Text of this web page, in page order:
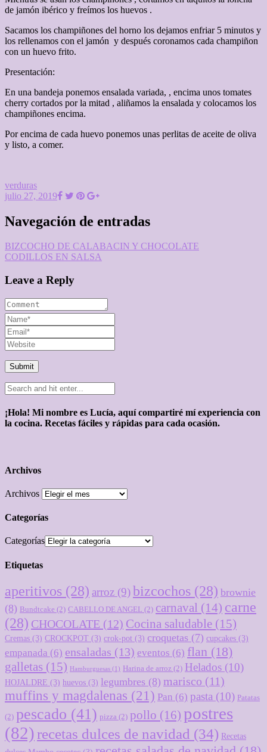
de jamón ibérico y freímos los huevos .
Sacamos los champiñones del horno los dejamos enfriar 5 minutos y
los rellenamos con el jamón y después coronamos cada champiñon
con un huevo frito.
Presentación:
En una bandeja ponemos ensalada variada, , encima unos tomates
cherry cortados por la mitad , aliñamos la ensalada y colocamos los
champiñones encima.
Por encima de cada huevo ponemos unas perlitas de aceite de oliva
y listo, a comer.
verduras
julio 27, 2019
Navegación de entradas
BIZCOCHO DE CALABACIN Y CHOCOLATE
CODILLOS EN SALSA
Leave a Reply
¡Hola! Mi nombre es Lucía, aquí compartiré mí experiencia con
la cocina. Recetas fáciles y rápidas para cada ocasión.
Archivos
Archivos
Categorías
Categorías
Etiquetas
aperitivos (28) arroz (9)bizcochos (28) brownie
(8) Bundtcake (2) CABELLO DE ANGEL (2) carnaval (14) carne
(28) CHOCOLATE (12) Cocina saludable (15)
Cremas (3) CROCKPOT (3) crok-pot (3) croquetas (7) cupcakes (3)
empanada (6) ensaladas (13) eventos (6) flan (18)
galletas (15) Hamburguesas (1) Harina de arroz (2) Helados (10)
HOJALDRE (3) huevos (3) legumbres (8) marisco (11)
muffins y magdalenas (21) Pan (6) pasta (10) Patatas
(2) pescado (41) pizza (2) pollo (16) postres
(82)recetas dulces de navidad (34) Recetas